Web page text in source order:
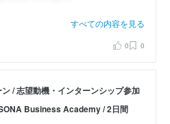
すべての内容を見る
0 0
/ 志望動機・インターンシップ参加
Business Academy / 2日間